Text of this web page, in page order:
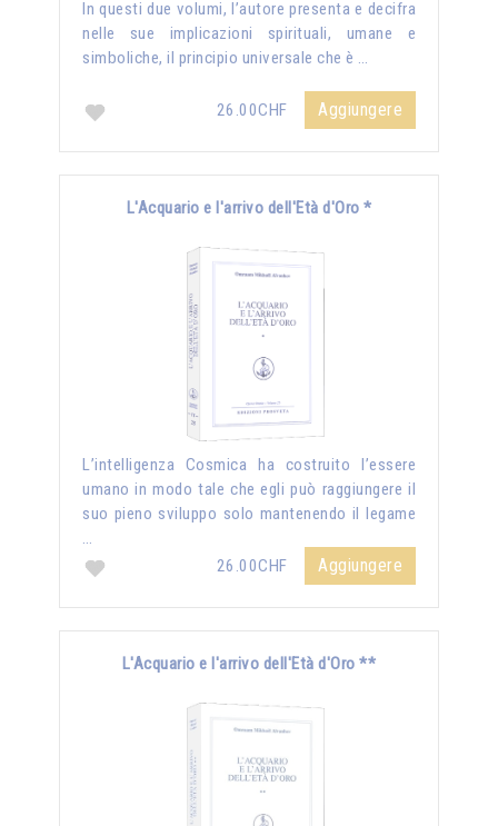
In questi due volumi, l’autore presenta e decifra
nelle sue implicazioni spirituali, umane e
simboliche, il principio universale che è …
26.00CHF Aggiungere
L'Acquario e l'arrivo dell'Età d'Oro *
L’intelligenza Cosmica ha costruito l’essere
umano in modo tale che egli può raggiungere il
suo pieno sviluppo solo mantenendo il legame
…
26.00CHF
Aggiungere
L'Acquario e l'arrivo dell'Età d'Oro **